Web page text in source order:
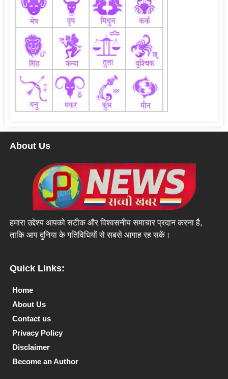
About Us
हमारा उद्देश्य आपको सटीक और विश्वसनीय समाचार प्रदान करना है,
ताकि आप दुनिया के गतिविधियों से सबसे आगाह रह सकें।
Quick Links:
Home
About Us
Contact us
Privacy Policy
Disclaimer
Become an Author